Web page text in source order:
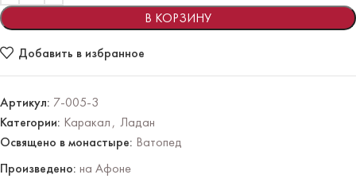
В КОРЗИНУ
Добавить в избранное
Артикул: 7-005-3
Категории: Каракал, Ладан
Освящено в монастыре: Ватопед
Произведено: на Афоне